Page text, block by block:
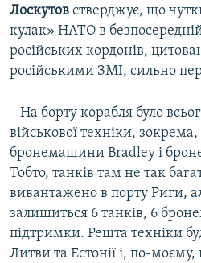
Лоскутов стверджує, що
кулак» НАТО в безпосередній
російських кордонів,
російськими ЗМІ, сильно
– На борту корабля було
військової техніки,
бронемашини Bradley і
Тобто, танків там не так
вивантажено в порту Риги,
залишиться 6 танків, 6
підтримки. Решта техніки
Литви та Естонії і, по-